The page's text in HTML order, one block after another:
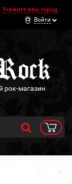
Укажите ваш город
Войти
рок-магазин